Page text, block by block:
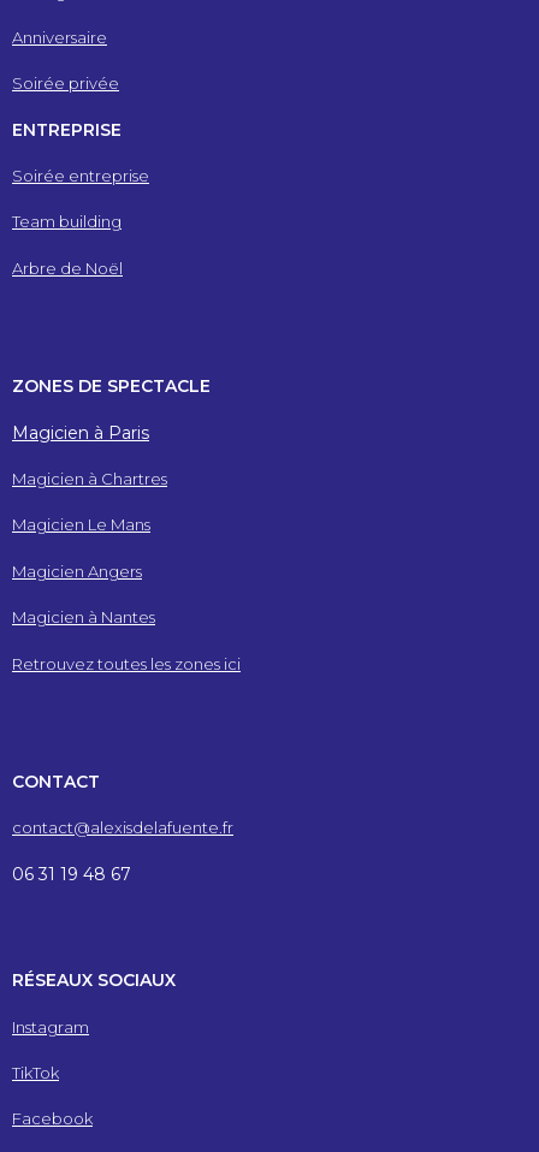
Anniversaire
Soirée privée
ENTREPRISE
Soirée entreprise
Team building
Arbre de Noël
ZONES DE SPECTACLE
Magicien à Paris
Magicien à Chartres
Magicien Le Mans
Magicien Angers
Magicien à Nantes
Retrouvez toutes les zones ici
CONTACT
contact@alexisdelafuente.fr
06 31 19 48 67
RÉSEAUX SOCIAUX
Instagram
TikTok
Facebook